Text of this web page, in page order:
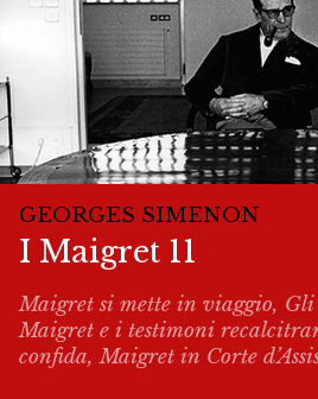
GEORGES SIMENON
I Maigret 11
Maigret si mette in viaggio,
Maigret e i testimoni
confida, Maigret in Corte